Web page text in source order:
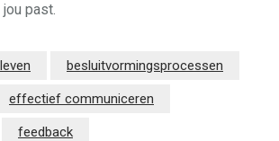
past.
besluitvormingsprocessen
effectief communiceren
feedback